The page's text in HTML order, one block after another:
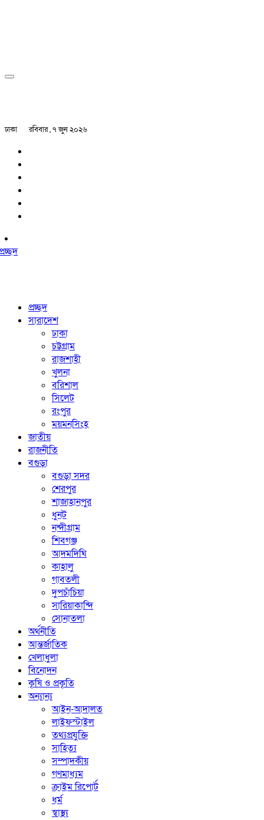
ঢাকা রবিবার , ৭ জুন ২০২৬
প্রচ্ছদ
সারাদেশ
ঢাকা
চট্টগ্রাম
রাজশাহী
খুলনা
বরিশাল
সিলেট
রংপুর
ময়মনসিংহ
জাতীয়
রাজনীতি
বগুড়া
বগুড়া সদর
শেরপুর
শাজাহানপুর
ধুনট
নন্দীগ্রাম
শিবগঞ্জ
আদমদিঘি
কাহালু
গাবতলী
দুপচাঁচিয়া
সারিয়াকান্দি
সোনাতলা
অর্থনীতি
আন্তর্জাতিক
খেলাধুলা
বিনোদন
কৃষি ও প্রকৃতি
অন্যান্য
আইন-আদালত
লাইফস্টাইল
তথ্যপ্রযুক্তি
সাহিত্য
সম্পাদকীয়
গণমাধ্যম
ক্রাইম রিপোর্ট
ধর্ম
স্বাস্থ্য